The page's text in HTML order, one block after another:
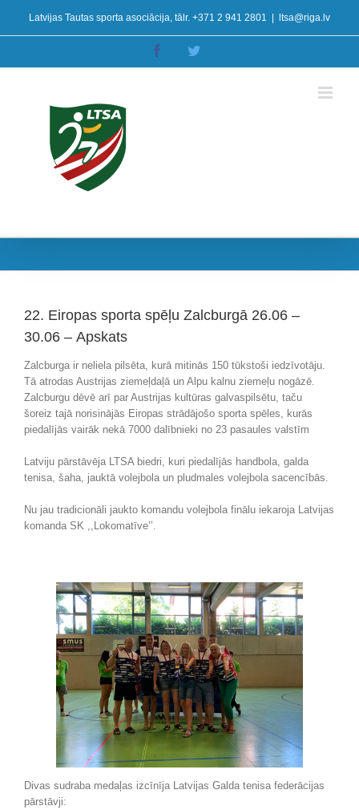
content
Latvijas Tautas sporta asociācija, tālr. +371 2 941 2801 ltsa@riga.lv
Facebook
22. Eiropas sporta spēļu Zalcburgā 26.06 –
30.06 – Apskats
Zalcburga ir neliela pilsēta, kurā mitinās 150 tūkstoši iedzīvotāju.
Tā atrodas Austrijas ziemeļdaļā un Alpu kalnu ziemeļu nogāzē.
Zalcburgu dēvē arī par Austrijas kultūras galvaspilsētu, taču
šoreiz tajā norisinājās Eiropas strādājošo sporta spēles, kurās
piedalījās vairāk nekā 7000 dalībnieki no 23 pasaules valstīm
Latviju pārstāvēja LTSA biedri, kuri piedalījās handbola, galda
tenisa, šaha, jauktā volejbola un pludmales volejbola sacencībās.
Nu jau tradicionāli jaukto komandu volejbola finālu iekaroja Latvijas
komanda SK ,,Lokomatīve’’.
Divas sudraba medaļas izcīnīja Latvijas Galda tenisa federācijas
pārstāvji: